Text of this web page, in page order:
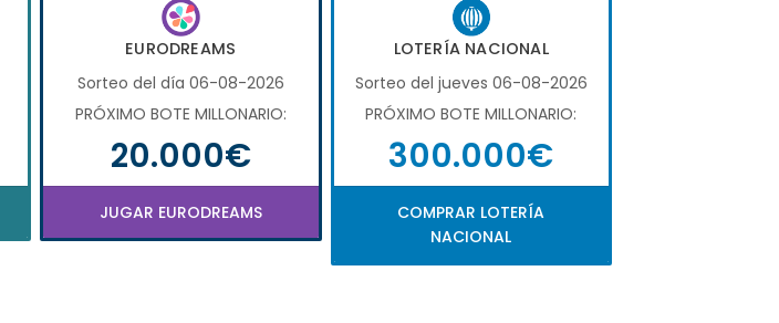
EURODREAMS
Sorteo del día 06-08-2026
PRÓXIMO BOTE MILLONARIO:
20.000€
JUGAR EURODREAMS
LOTERÍA NACIONAL
Sorteo del jueves 06-08-2026
PRÓXIMO BOTE MILLONARIO:
300.000€
COMPRAR LOTERÍA
NACIONAL